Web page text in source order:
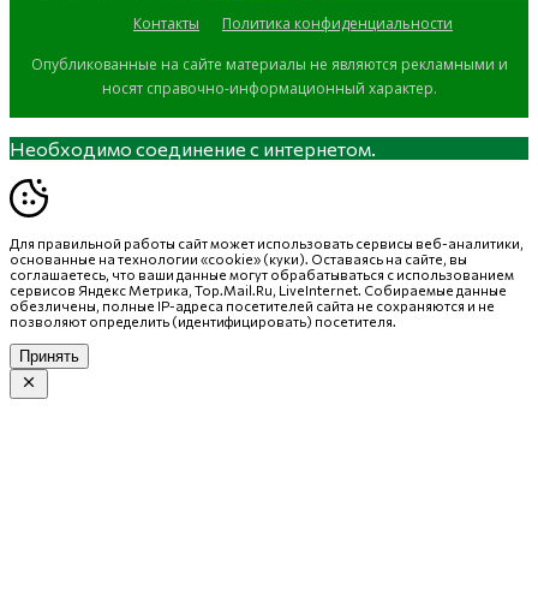
Контакты
Политика конфиденциальности
Опубликованные на сайте материалы не являются рекламными и
носят справочно-информационный характер.
Необходимо соединение с интернетом.
Для правильной работы сайт может использовать сервисы веб-аналитики,
основанные на технологии «cookie» (куки). Оставаясь на сайте, вы
соглашаетесь, что ваши данные могут обрабатываться с использованием
сервисов Яндекс Метрика, Top.Mail.Ru, LiveInternet. Собираемые данные
обезличены, полные IP-адреса посетителей сайта не сохраняются и не
позволяют определить (идентифицировать) посетителя.
Принять